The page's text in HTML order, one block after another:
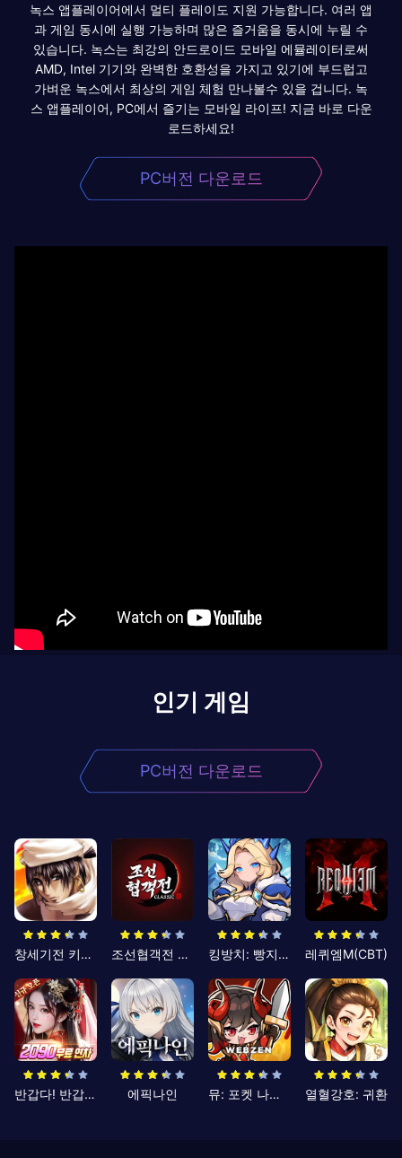
녹스 앱플레이어에서 멀티 플레이도 지원 가능합니다. 여러 앱
과 게임 동시에 실행 가능하며 많은 즐거움을 동시에 누릴 수
있습니다. 녹스는 최강의 안드로이드 모바일 에뮬레이터로써
AMD, Intel 기기와 완벽한 호환성을 가지고 있기에 부드럽고
가벼운 녹스에서 최상의 게임 체험 만나볼수 있을 겁니다. 녹
스 앱플레이어, PC에서 즐기는 모바일 라이프! 지금 바로 다운
로드하세요!
PC버전 다운로드
인기 게임
PC버전 다운로드
창세기전 키우기 조선협객전 클래식 킹방치: 빵지의 제왕 레퀴엠M(CBT)
반갑다! 반갑삼국지 에픽나인 뮤: 포켓 나이츠 열혈강호: 귀환